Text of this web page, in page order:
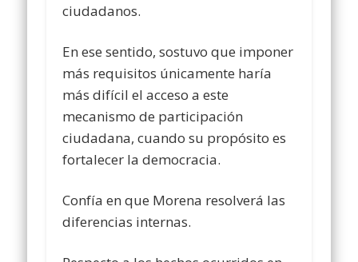
ciudadanos.
En ese sentido, sostuvo que imponer
más requisitos únicamente haría
más difícil el acceso a este
mecanismo de participación
ciudadana, cuando su propósito es
fortalecer la democracia.
Confía en que Morena resolverá las
diferencias internas.